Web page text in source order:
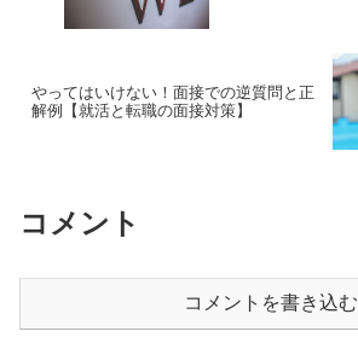
やってはいけない！面接での逆質問と正
解例【就活と転職の面接対策】
コメント
コメントを書き込む